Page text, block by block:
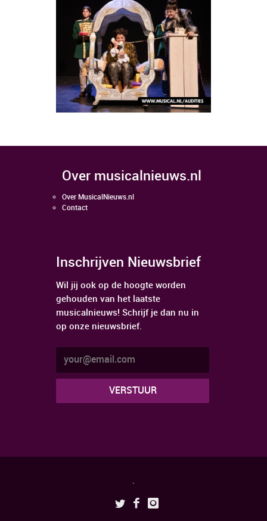
over musicalnieuws.nl
Over MusicalNieuws.nl
Contact
Inschrijven Nieuwsbrief
Wil jij ook op de hoogte worden
gehouden van het laatste
musicalnieuws! Schrijf je dan nu in
op onze nieuwsbrief.
.